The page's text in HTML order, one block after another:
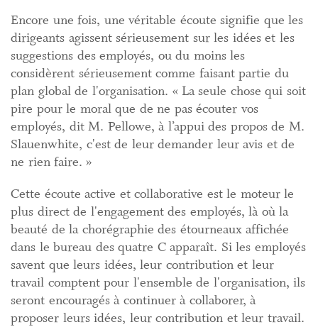
Encore une fois, une véritable écoute signifie que les
dirigeants agissent sérieusement sur les idées et les
suggestions des employés, ou du moins les
considèrent sérieusement comme faisant partie du
plan global de l'organisation. « La seule chose qui soit
pire pour le moral que de ne pas écouter vos
employés, dit M. Pellowe, à l’appui des propos de M.
Slauenwhite, c'est de leur demander leur avis et de
ne rien faire. »
Cette écoute active et collaborative est le moteur le
plus direct de l'engagement des employés, là où la
beauté de la chorégraphie des étourneaux affichée
dans le bureau des quatre C apparaît. Si les employés
savent que leurs idées, leur contribution et leur
travail comptent pour l'ensemble de l'organisation, ils
seront encouragés à continuer à collaborer, à
proposer leurs idées, leur contribution et leur travail.